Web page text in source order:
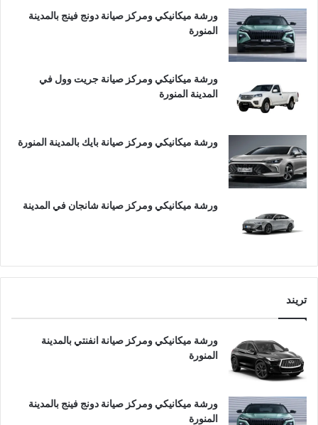
ورشة ميكانيكي ومركز صيانة دونج فينج بالمدينة
المنورة
ورشة ميكانيكي ومركز صيانة جريت وول في
المدينة المنورة
ورشة ميكانيكي ومركز صيانة بايك بالمدينة المنورة
ورشة ميكانيكي ومركز صيانة شانجان في المدينة
تريند
ورشة ميكانيكي ومركز صيانة انفنتي بالمدينة
المنورة
ورشة ميكانيكي ومركز صيانة دونج فينج بالمدينة
المنورة